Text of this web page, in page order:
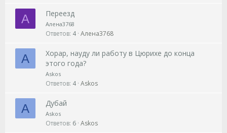
А Переезд
Алена3768
Ответов 4 Алена3768
A
Хорар, науду ли работу в Цюрихе до конца
этого года?
Askos
Ответов 4 Askos
A Дубай
Askos
Ответов 6 Askos